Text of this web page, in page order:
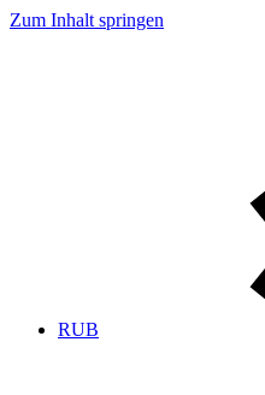
Zum Inhalt springen
RUB